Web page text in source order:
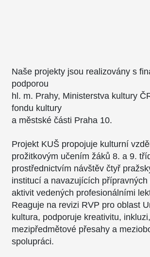
Naše projekty jsou realizovány s
podporou
hl. m. Prahy, Ministerstva kultury
fondu kultury
a městské části Praha 10.
Projekt KUŠ propojuje kulturní
prožitkovým učením žáků 8. a 9.
prostřednictvím návštěv čtyř
institucí a navazujících přípravných
aktivit vedených profesionálními
Reaguje na revizi RVP pro oblast
kultura, podporuje kreativitu, inkluzi,
mezipředmětové přesahy a
spolupráci.